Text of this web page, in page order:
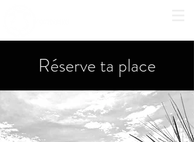
Réserve ta place